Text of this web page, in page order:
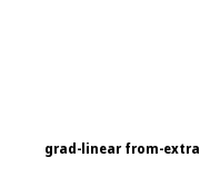
grad-linear from-